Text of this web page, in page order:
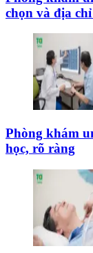
chọn và địa
Phòng khám
học, rõ ràng